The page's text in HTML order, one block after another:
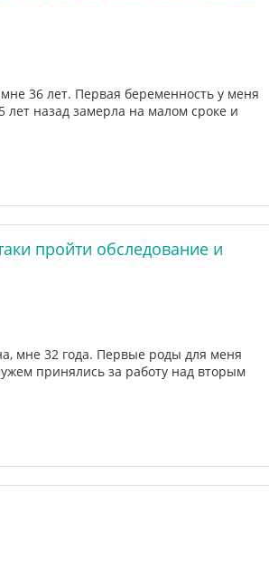
36 лет. Первая беременность у меня
лет назад замерла на малом сроке и
пройти обследование и
мне 32 года. Первые роды для меня
принялись за работу над вторым